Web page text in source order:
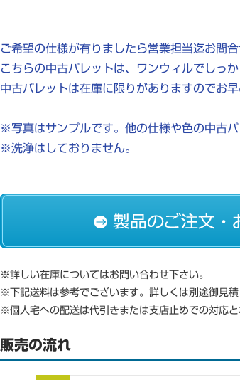
ご希望の仕様が有りましたら営業担当迄お問合
こちらの中古パレットは、ワンウィルでしっ
中古パレットは在庫に限りがありますのでお早
※写真はサンプルです。他の仕様や色の中古パ
※洗浄はしておりません。
※詳しい在庫についてはお問い合わせ下さい。
※下記送料は参考でございます。詳しくは別途御見積
※個人宅への配送は代引きまたは支店止めでの対応と
販売の流れ